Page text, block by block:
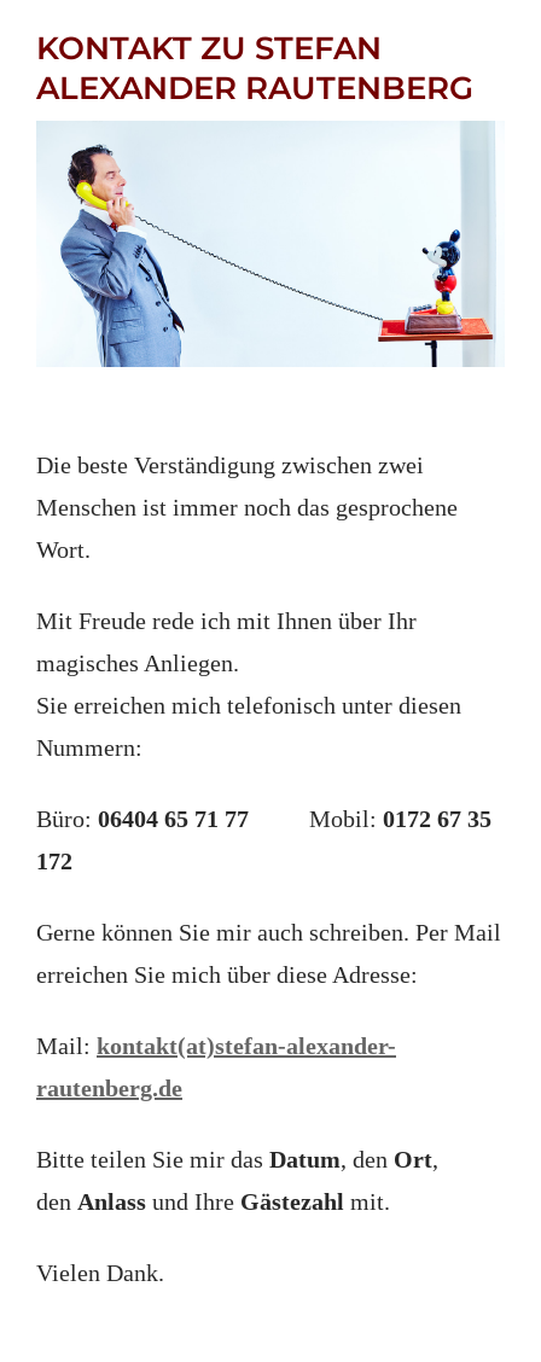
KONTAKT ZU STEFAN
ALEXANDER RAUTENBERG
Die beste Verständigung zwischen zwei
Menschen ist immer noch das gesprochene
Wort.
Mit Freude rede ich mit Ihnen über Ihr
magisches Anliegen.
Sie erreichen mich telefonisch unter diesen
Nummern:
Büro: 06404 65 71 77 Mobil: 0172 67 35
172
Gerne können Sie mir auch schreiben. Per Mail
erreichen Sie mich über diese Adresse:
Mail: kontakt(at)stefan-alexander-
rautenberg.de
Bitte teilen Sie mir das Datum, den Ort,
den Anlass und Ihre Gästezahl mit.
Vielen Dank.